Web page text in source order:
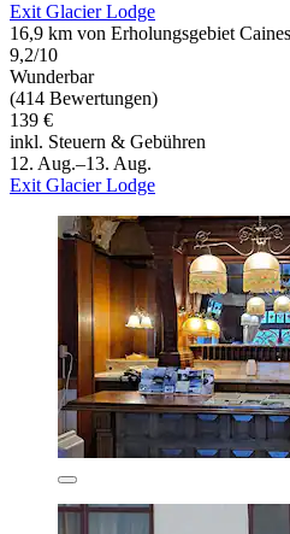
Exit Glacier Lodge
16,9 km von Erholungsgebiet
9,2/10
Wunderbar
(414 Bewertungen)
139 €
inkl. Steuern & Gebühren
12. Aug.–13. Aug.
Exit Glacier Lodge